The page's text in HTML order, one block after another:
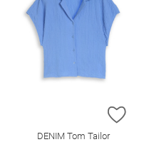
WUNSCHLISTE HINZUFÜGEN
ZUR
DENIM Tom Tailor